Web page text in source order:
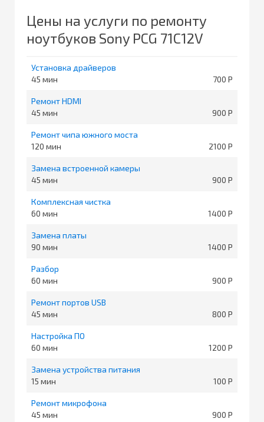
Цены на услуги по ремонту
ноутбуков Sony PCG 71C12V
Установка драйверов
45
700
Ремонт HDMI
45
900
Ремонт чипа южного моста
120
2100
Замена встроенной камеры
45
900
Комплексная чистка
60
1400
Замена платы
90
1400
Разбор
60
900
Ремонт портов USB
45
800
Настройка ПО
60
1200
Замена устройства питания
15
100
Ремонт микрофона
45
900